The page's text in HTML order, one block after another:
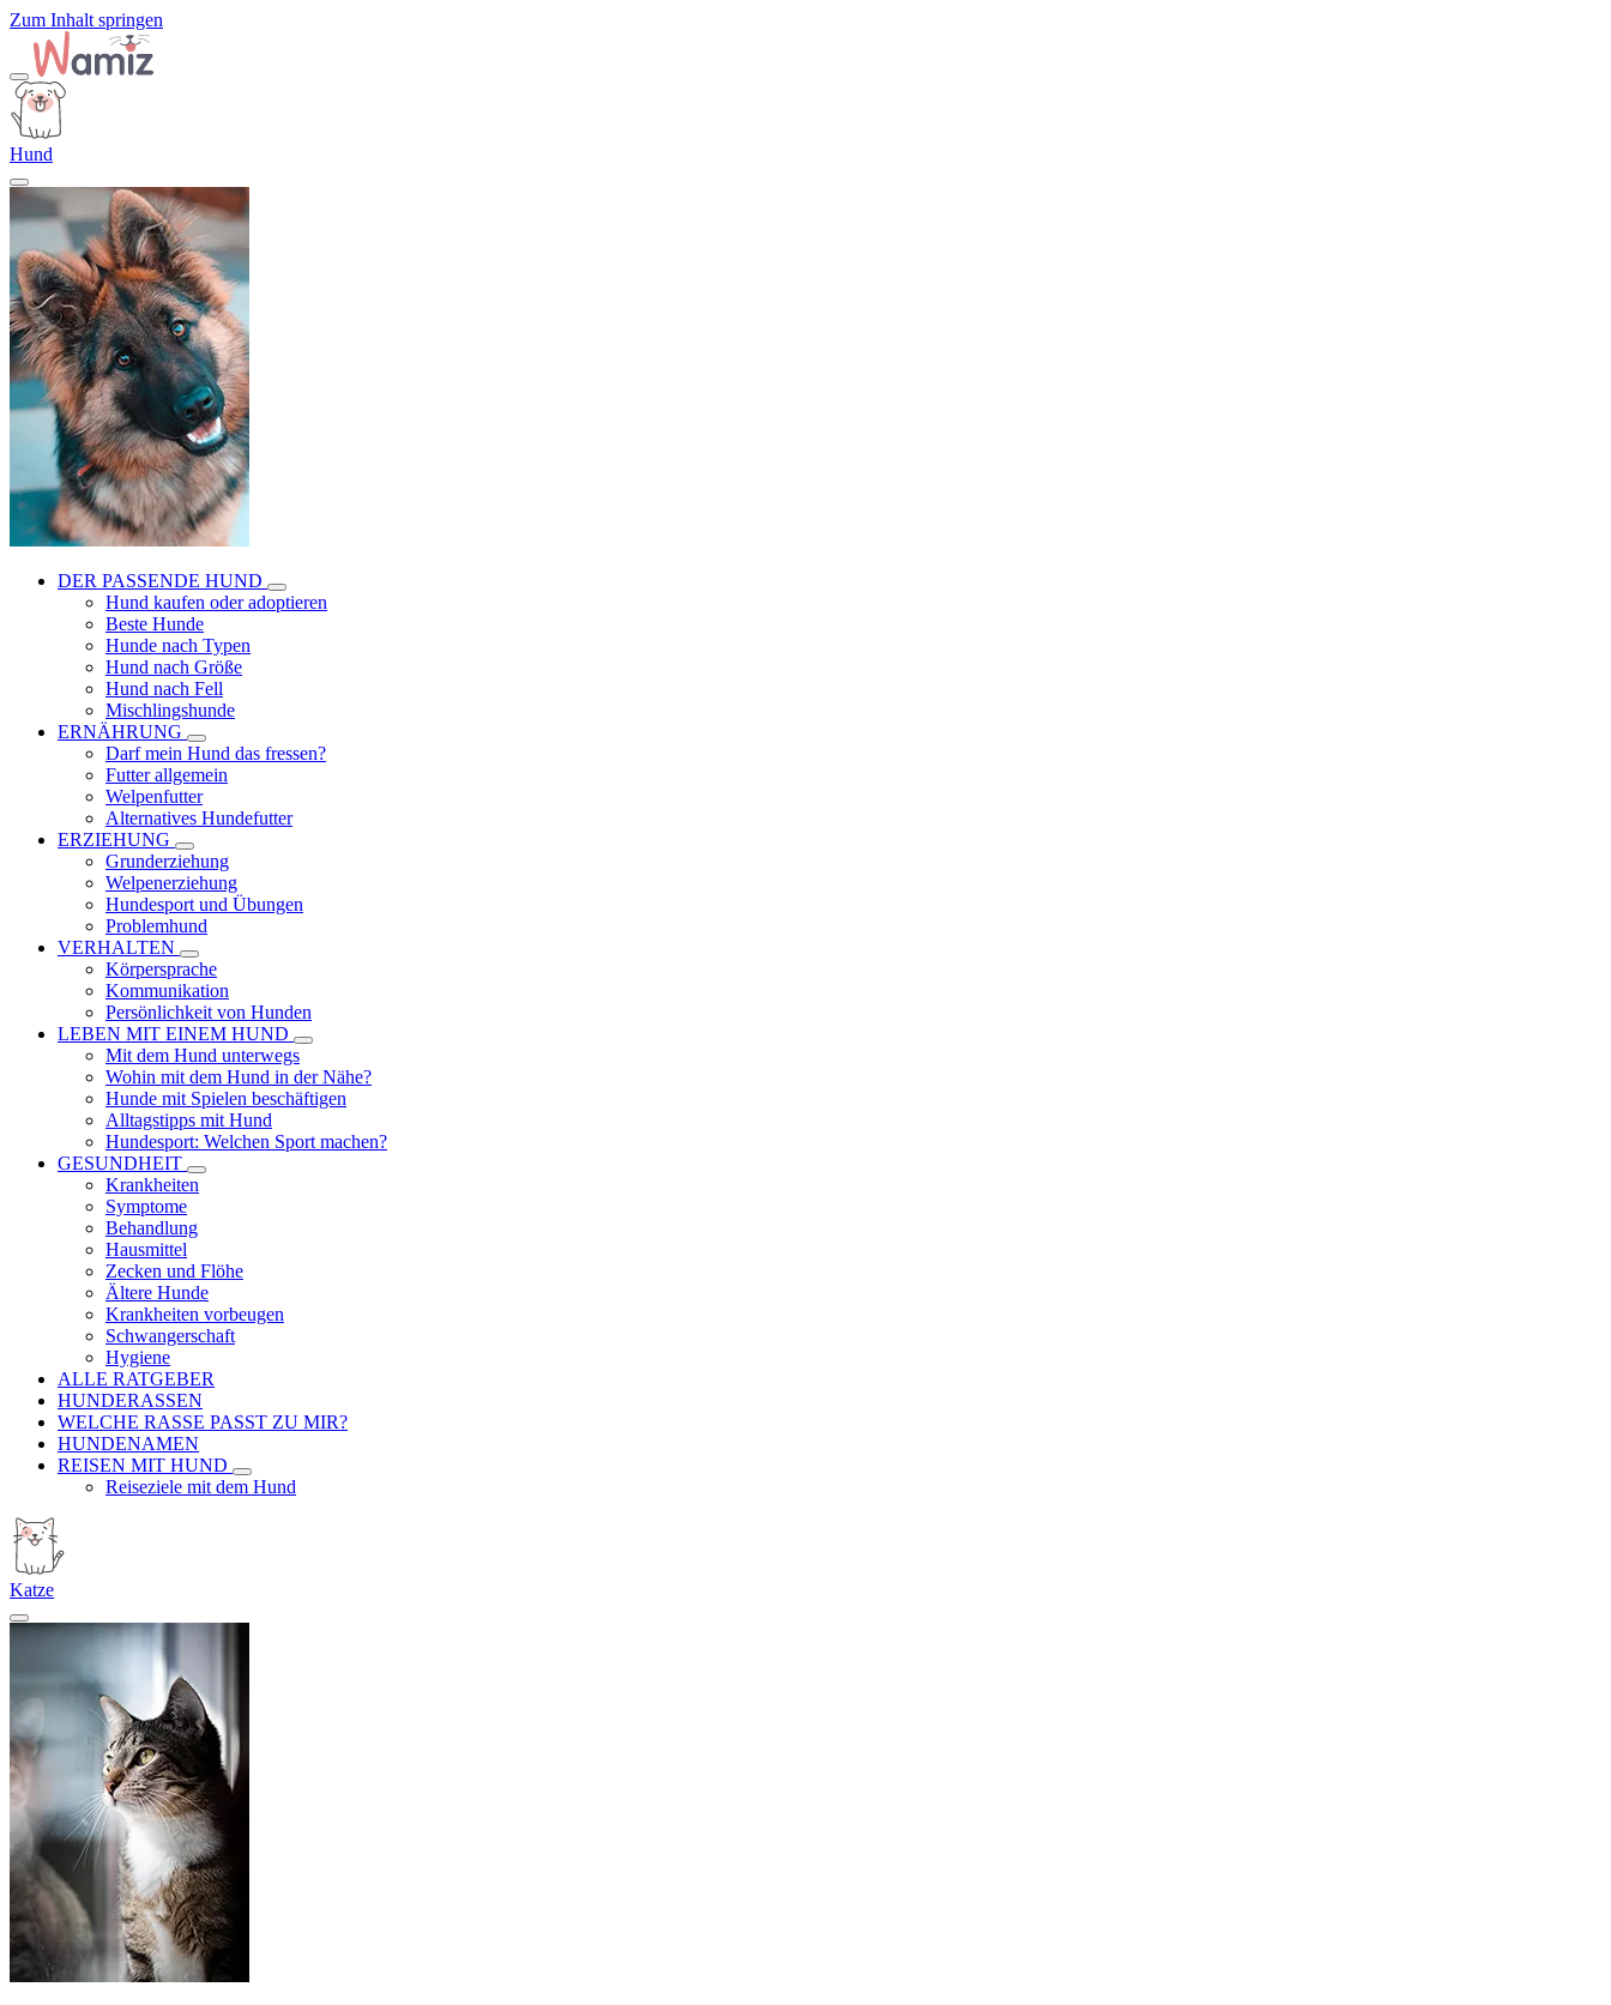
Zum Inhalt springen
Hund
DER PASSENDE HUND
Hund kaufen oder adoptieren
Beste Hunde
Hunde nach Typen
Hund nach Größe
Hund nach Fell
Mischlingshunde
ERNÄHRUNG
Darf mein Hund das fressen?
Futter allgemein
Welpenfutter
Alternatives Hundefutter
ERZIEHUNG
Grunderziehung
Welpenerziehung
Hundesport und Übungen
Problemhund
VERHALTEN
Körpersprache
Kommunikation
Persönlichkeit von Hunden
LEBEN MIT EINEM HUND
Mit dem Hund unterwegs
Wohin mit dem Hund in der Nähe?
Hunde mit Spielen beschäftigen
Alltagstipps mit Hund
Hundesport: Welchen Sport machen?
GESUNDHEIT
Krankheiten
Symptome
Behandlung
Hausmittel
Zecken und Flöhe
Ältere Hunde
Krankheiten vorbeugen
Schwangerschaft
Hygiene
ALLE RATGEBER
HUNDERASSEN
WELCHE RASSE PASST ZU MIR?
HUNDENAMEN
REISEN MIT HUND
Reiseziele mit dem Hund
Katze